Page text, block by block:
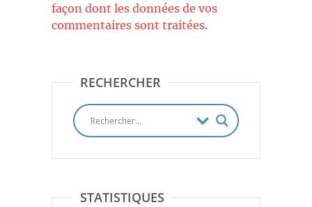
façon dont les données de vos
commentaires sont traitées.
RECHERCHER
STATISTIQUES